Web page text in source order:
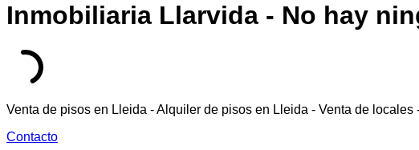
Inmobiliaria Llarvida - No hay
Venta de pisos en Lleida - Alquiler de pisos en Lleida - Venta de locales
Contacto